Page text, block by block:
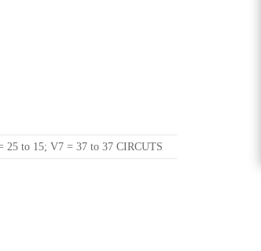
to 15; V7 = 37 to 37 CIRCUTS